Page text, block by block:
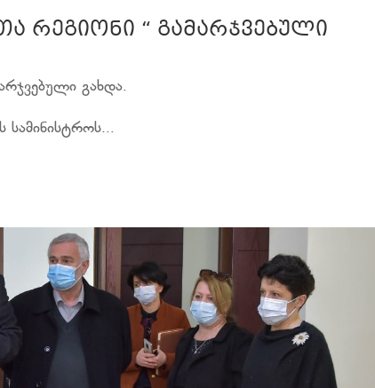
რეგიონი “ გამარჯვებული
გახდა.
სამინისტროს...